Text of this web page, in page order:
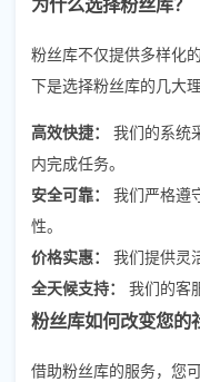
粉丝库不仅提供多样化
下是选择粉丝库的几大理
高效快捷：
我们的系统
内完成任务。
安全可靠：
我们严格遵
性。
价格实惠：
我们提供灵
全天候支持：
我们的客
粉丝库如何改变您的
借助粉丝库的服务，您